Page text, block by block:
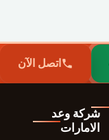
اتصل الآن
شركة وعد
الامارات